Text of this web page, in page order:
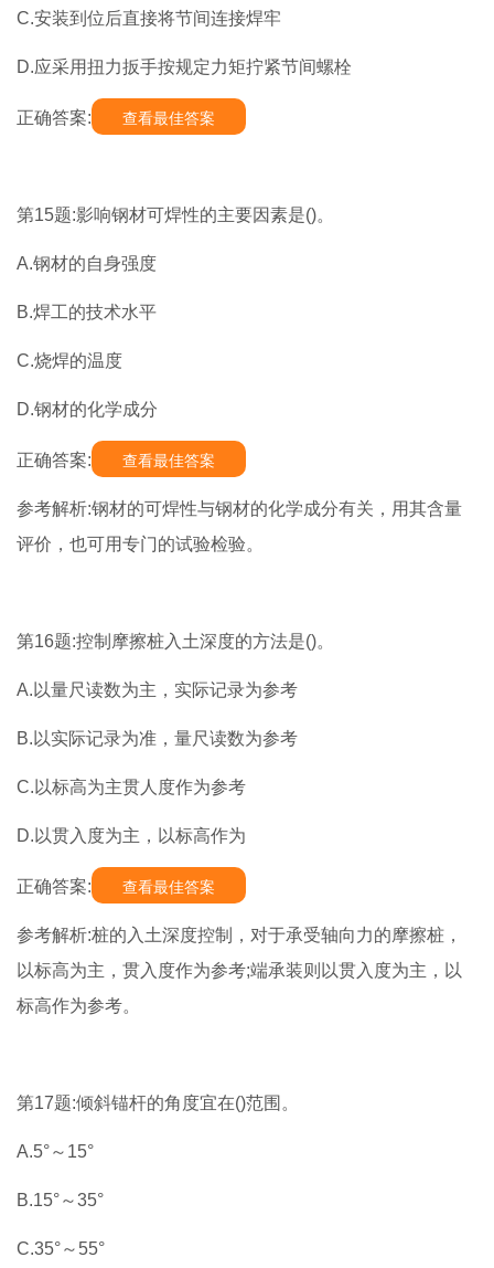
C.安装到位后直接将节间连接焊牢
D.应采用扭力扳手按规定力矩拧紧节间螺栓
正确答案: 查看最佳答案
第15题:影响钢材可焊性的主要因素是()。
A.钢材的自身强度
B.焊工的技术水平
C.烧焊的温度
D.钢材的化学成分
正确答案: 查看最佳答案
参考解析:钢材的可焊性与钢材的化学成分有关，用其含量
评价，也可用专门的试验检验。
第16题:控制摩擦桩入土深度的方法是()。
A.以量尺读数为主，实际记录为参考
B.以实际记录为准，量尺读数为参考
C.以标高为主贯人度作为参考
D.以贯入度为主，以标高作为
正确答案: 查看最佳答案
参考解析:桩的入土深度控制，对于承受轴向力的摩擦桩，
以标高为主，贯入度作为参考;端承装则以贯入度为主，以
标高作为参考。
第17题:倾斜锚杆的角度宜在()范围。
A.5°～15°
B.15°～35°
C.35°～55°